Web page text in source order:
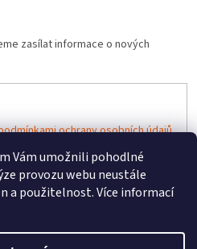
Vám umožnili pohodlné
provozu webu neustále
a použitelnost. Více informací
zasílat informace o nových
ochrany osobních údajů